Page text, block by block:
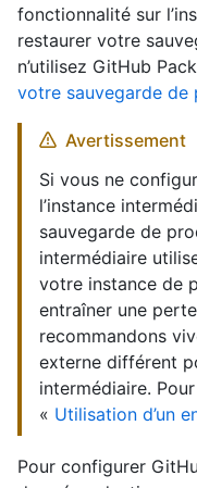
fonctionnalité sur
restaurer votre
n’utilisez GitHub
votre sauvegarde de
Avertissement
Si vous ne
l’instance
sauvegarde de
intermédiaire
votre instance de
entraîner une
recommandons
externe différent
intermédiaire.
« Utilisation d’un
Pour configurer